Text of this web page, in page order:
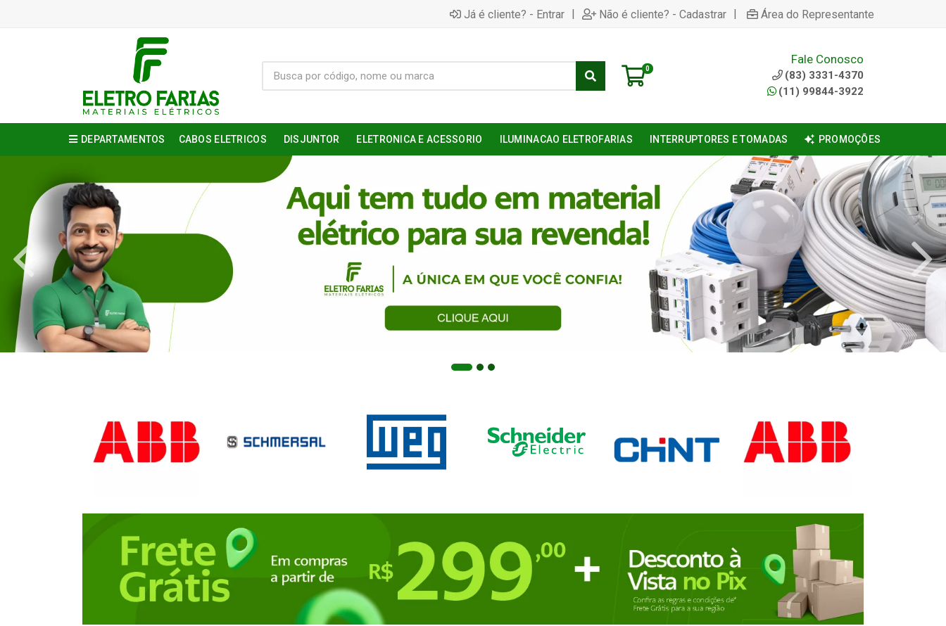
Já é cliente? - Entrar | Não é cliente? - Cadastrar | Área do Representante
0
Fale Conosco
(83) 3331-4370
(11) 99844-3922
DEPARTAMENTOS CABOS ELETRICOS DISJUNTOR ELETRONICA E ACESSORIO ILUMINACAO ELETROFARIAS INTERRUPTORES E TOMADAS PROMOÇÕES